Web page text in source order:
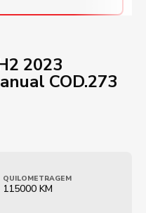
2023
COD.273
QUILOMETRAGEM
115000 KM